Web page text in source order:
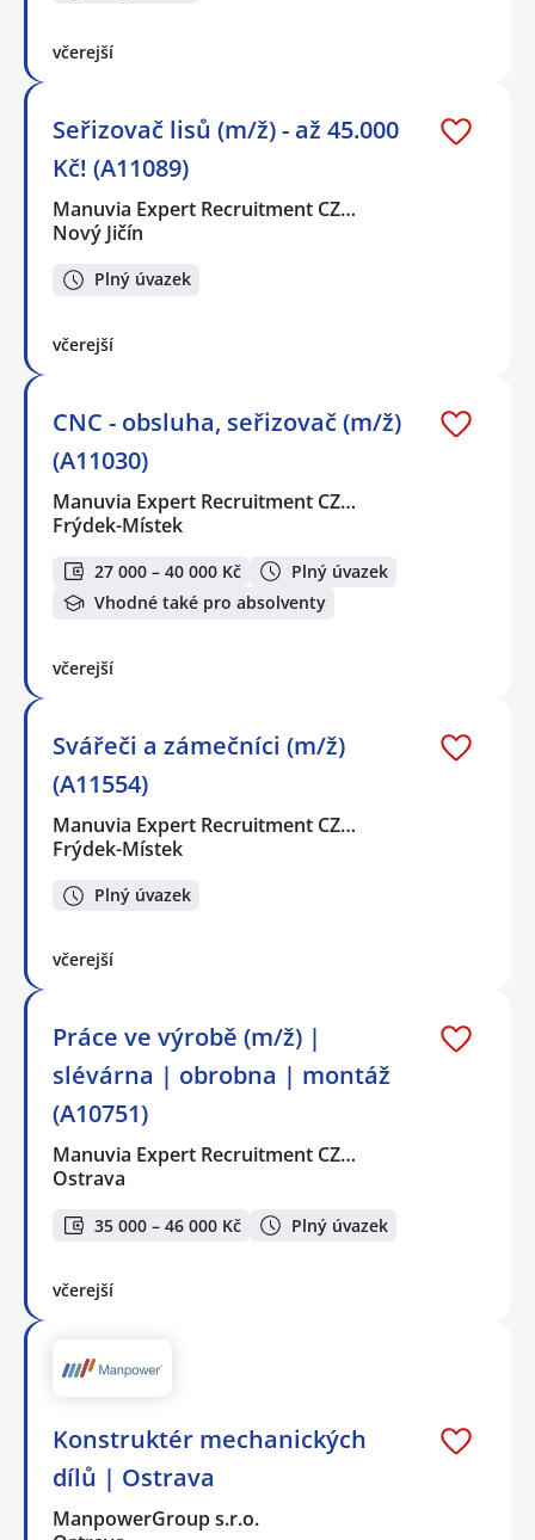
včerejší
Seřizovač lisů (m/ž) - až 45.000
Kč! (A11089)
Manuvia Expert Recruitment CZ…
Nový Jičín
Plný úvazek
včerejší
CNC - obsluha, seřizovač (m/ž)
(A11030)
Manuvia Expert Recruitment CZ…
Frýdek-Místek
27 000 – 40 000 Kč
Plný úvazek
Vhodné také pro absolventy
včerejší
Svářeči a zámečníci (m/ž)
(A11554)
Manuvia Expert Recruitment CZ…
Frýdek-Místek
Plný úvazek
včerejší
Práce ve výrobě (m/ž) |
slévárna | obrobna | montáž
(A10751)
Manuvia Expert Recruitment CZ…
Ostrava
35 000 – 46 000 Kč Plný úvazek
včerejší
Konstruktér mechanických
dílů | Ostrava
ManpowerGroup s.r.o.